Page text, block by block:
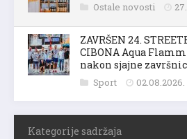
Ostale novosti
ZAVRŠEN 24.
CIBONA Aqua
nakon sjajne
Sport 02.08.2026.
Kategorije sadržaja